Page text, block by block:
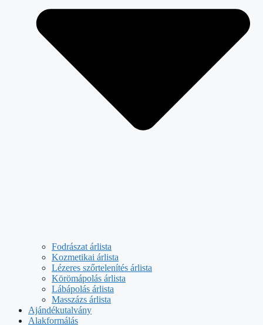
Fodrászat árlista
Kozmetikai árlista
Lézeres szőrtelenítés árlista
Körömápolás árlista
Lábápolás árlista
Masszázs árlista
Ajándékutalvány
Alakformálás